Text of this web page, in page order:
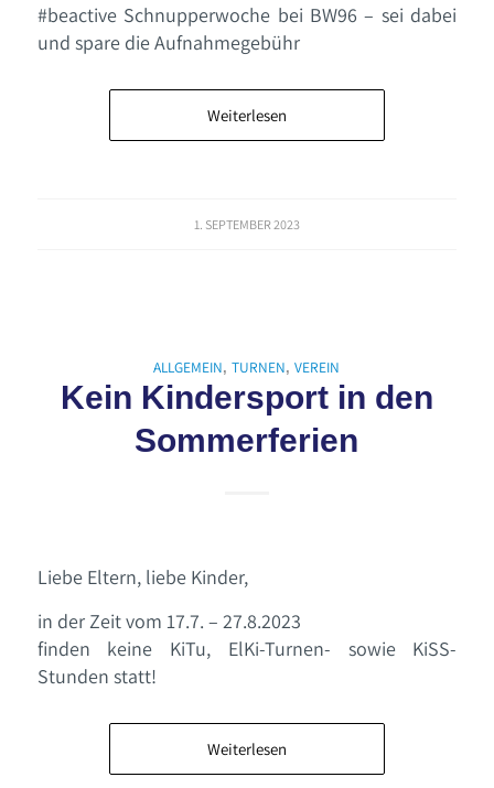
#beactive Schnupperwoche bei BW96 – sei dabei
und spare die Aufnahmegebühr
Weiterlesen
1. SEPTEMBER 2023
ALLGEMEIN,TURNEN,VEREIN
Kein Kindersport in den
Sommerferien
Liebe Eltern, liebe Kinder,
in der Zeit vom 17.7. – 27.8.2023
finden keine KiTu, ElKi-Turnen- sowie KiSS-
Stunden statt!
Weiterlesen